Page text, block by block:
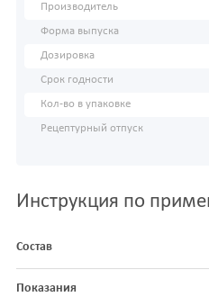
Производитель
Форма выпуска
Дозировка
Срок годности
Кол-во в упаковке
Рецептурный отпуск
Инструкция по
Состав
Показания